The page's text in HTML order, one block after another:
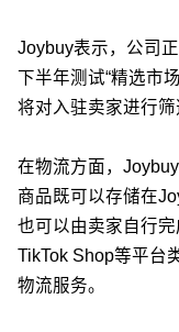
Joybuy表示，公司
下半年测试“精选市
将对入驻卖家进行筛
在物流方面，
商品既可以存储在
也可以由卖家自行
TikTok Shop等平台
物流服务。